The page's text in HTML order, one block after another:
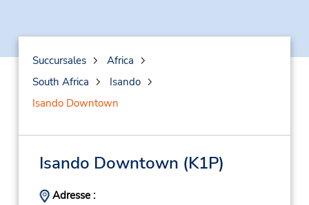
Succursales
Africa
South Africa
Isando
Isando Downtown
Isando Downtown (K1P)
Adresse :